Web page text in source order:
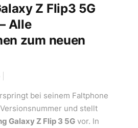
Z Flip3 5G
Alle
zum neuen
bei seinem Faltphone
und stellt
Galaxy Z Flip 3 5Gvor. In